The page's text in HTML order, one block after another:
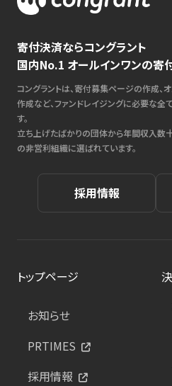
寄付決済ならコングラント
国内No.1 オールインワンの寄
コングラントは、寄付募集ページの作成、
作成など、ファンドレイジングに必要な
す。
立ち上げたばかりの団体から年間収入数
の非営利組織に選ばれています。
採用情報
トップページ
お知らせ
PRTIMES
採用情報